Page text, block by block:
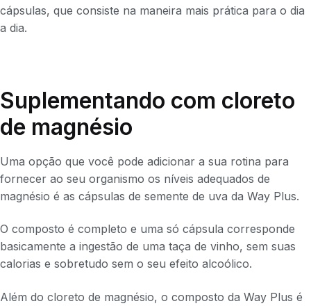
cápsulas, que consiste na maneira mais prática para o dia
a dia.
Suplementando com cloreto
de magnésio
Uma opção que você pode adicionar a sua rotina para
fornecer ao seu organismo os níveis adequados de
magnésio é as cápsulas de semente de uva da Way Plus.
O composto é completo e uma só cápsula corresponde
basicamente a ingestão de uma taça de vinho, sem suas
calorias e sobretudo sem o seu efeito alcoólico.
Além do cloreto de magnésio, o composto da Way Plus é